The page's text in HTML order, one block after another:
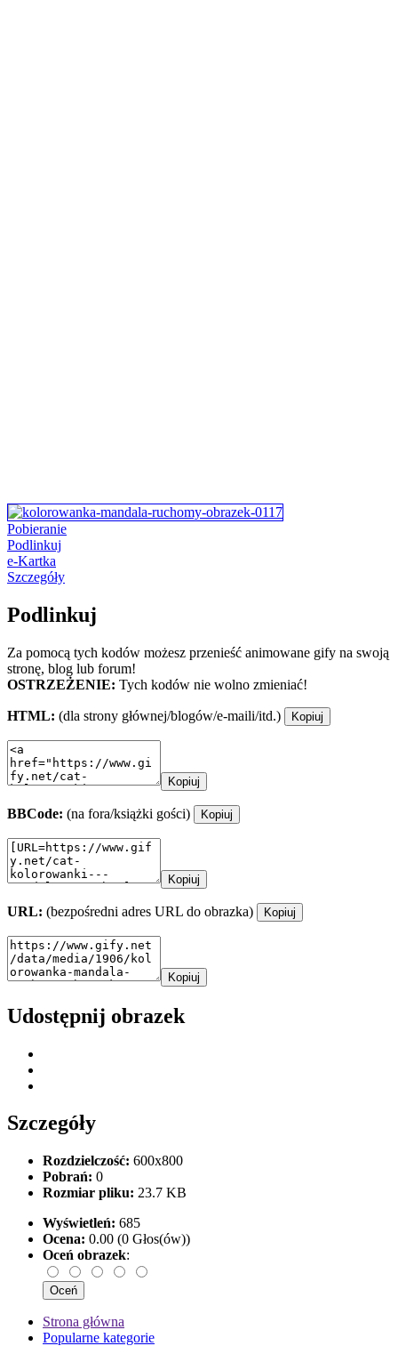
Pobieranie
Podlinkuj
e-Kartka
Szczegóły
Podlinkuj
Za pomocą tych kodów możesz przenieść animowane gify na swoją
stronę, blog lub forum!
OSTRZEŻENIE: Tych kodów nie wolno zmieniać!
HTML: (dla strony głównej/blogów/e-maili/itd.) Kopiuj
Kopiuj
BBCode: (na fora/książki gości) Kopiuj
Kopiuj
URL: (bezpośredni adres URL do obrazka) Kopiuj
Kopiuj
Udostępnij obrazek
Szczegóły
Rozdzielczość: 600x800
Pobrań: 0
Rozmiar pliku: 23.7 KB
Wyświetleń: 685
Ocena: 0.00 (0 Głos(ów))
Oceń obrazek:
Strona główna
Popularne kategorie